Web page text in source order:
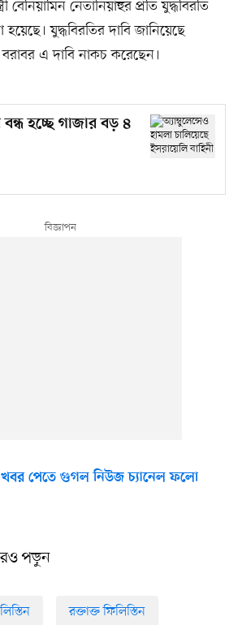
বেনিয়ামিন নেতানিয়াহুর প্রতি যুদ্ধবিরতি
যুদ্ধবিরতির দাবি জানিয়েছে
বরাবর এ দাবি নাকচ করেছেন।
বন্ধ হচ্ছে গাজার বড় ৪
পেতে গুগল নিউজ চ্যানেল ফলো
পড়ুন
রক্তাক্ত ফিলিস্তিন